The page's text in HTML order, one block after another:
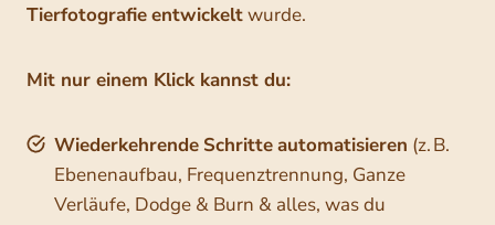
Tierfotografieentwickeltwurde.
Mit nur einem Klick kannst du:
Wiederkehrende Schritteautomatisieren (z. B.
Ebenenaufbau, Frequenztrennung, Ganze
Verläufe, Dodge & Burn & alles, was du